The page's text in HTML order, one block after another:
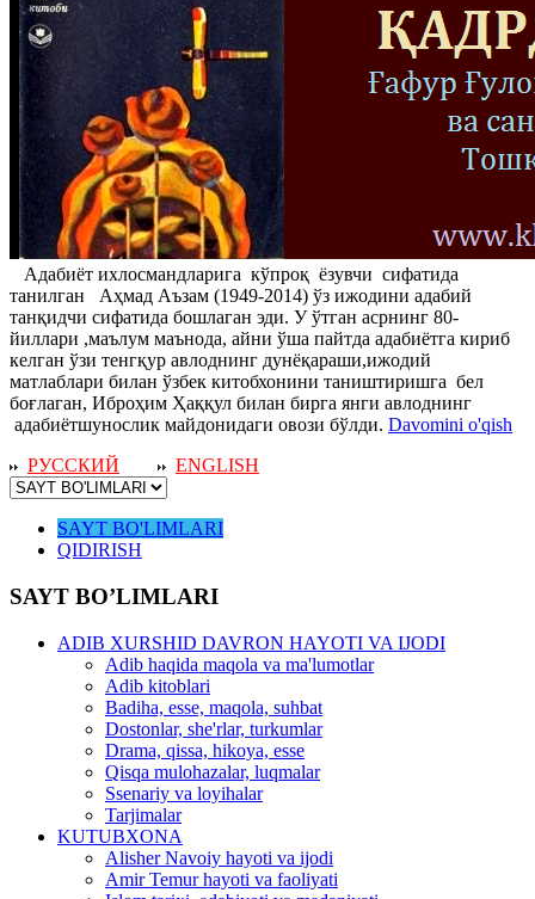
Адабиёт ихлосмандларига кўпроқ ёзувчи сифатида
танилган Аҳмад Аъзам (1949-2014) ўз ижодини адабий
танқидчи сифатида бошлаган эди. У ўтган асрнинг 80-
йиллари ,маълум маънода, айни ўша пайтда адабиётга кириб
келган ўзи тенгқур авлоднинг дунёқараши,ижодий
матлаблари билан ўзбек китобхонини таништиришга бел
боғлаган, Иброҳим Ҳаққул билан бирга янги авлоднинг
адабиётшунослик майдонидаги овози бўлди. Davomini o'qish
РУССКИЙ
ENGLISH
SAYT BO'LIMLARI
QIDIRISH
SAYT BO’LIMLARI
ADIB XURSHID DAVRON HAYOTI VA IJODI
Adib haqida maqola va ma'lumotlar
Adib kitoblari
Badiha, esse, maqola, suhbat
Dostonlar, she'rlar, turkumlar
Drama, qissa, hikoya, esse
Qisqa mulohazalar, luqmalar
Ssenariy va loyihalar
Tarjimalar
KUTUBXONA
Alisher Navoiy hayoti va ijodi
Amir Temur hayoti va faoliyati